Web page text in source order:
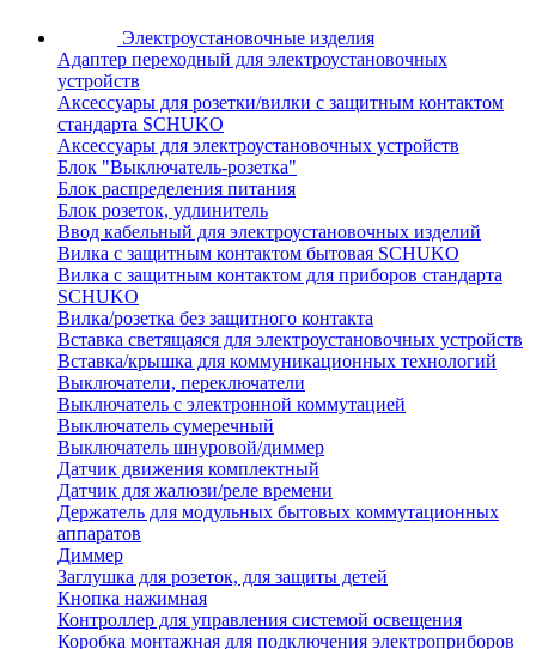
Электроустановочные изделия
Адаптер переходный для электроустановочных
устройств
Аксессуары для розетки/вилки с защитным контактом
стандарта SCHUKO
Аксессуары для электроустановочных устройств
Блок "Выключатель-розетка"
Блок распределения питания
Блок розеток, удлинитель
Ввод кабельный для электроустановочных изделий
Вилка с защитным контактом бытовая SCHUKO
Вилка с защитным контактом для приборов стандарта
SCHUKO
Вилка/розетка без защитного контакта
Вставка светящаяся для электроустановочных устройств
Вставка/крышка для коммуникационных технологий
Выключатели, переключатели
Выключатель с электронной коммутацией
Выключатель сумеречный
Выключатель шнуровой/диммер
Датчик движения комплектный
Датчик для жалюзи/реле времени
Держатель для модульных бытовых коммутационных
аппаратов
Диммер
Заглушка для розеток, для защиты детей
Кнопка нажимная
Контроллер для управления системой освещения
Коробка монтажная для подключения электроприборов